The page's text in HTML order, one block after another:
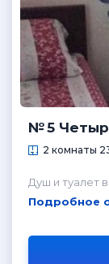
№ 5
2 комнаты
Душ и туалет
Подробное